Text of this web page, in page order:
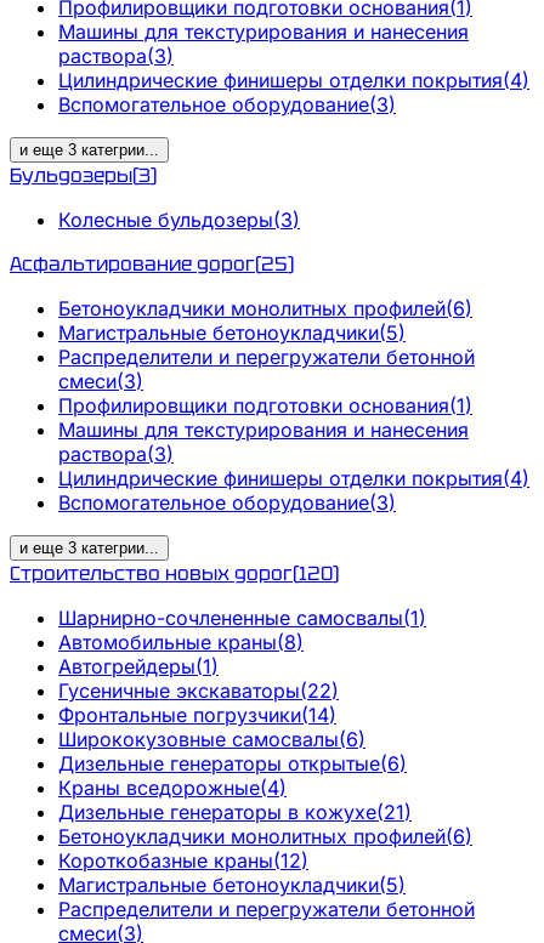
Профилировщики подготовки основания(1)
Машины для текстурирования и нанесения
раствора(3)
Цилиндрические финишеры отделки покрытия(4)
Вспомогательное оборудование(3)
и еще 3 категрии...
Бульдозеры(3)
Колесные бульдозеры(3)
Асфальтирование дорог(25)
Бетоноукладчики монолитных профилей(6)
Магистральные бетоноукладчики(5)
Распределители и перегружатели бетонной
смеси(3)
Профилировщики подготовки основания(1)
Машины для текстурирования и нанесения
раствора(3)
Цилиндрические финишеры отделки покрытия(4)
Вспомогательное оборудование(3)
и еще 3 категрии...
Строительство новых дорог(120)
Шарнирно-сочлененные самосвалы(1)
Автомобильные краны(8)
Автогрейдеры(1)
Гусеничные экскаваторы(22)
Фронтальные погрузчики(14)
Ширококузовные самосвалы(6)
Дизельные генераторы открытые(6)
Краны вседорожные(4)
Дизельные генераторы в кожухе(21)
Бетоноукладчики монолитных профилей(6)
Короткобазные краны(12)
Магистральные бетоноукладчики(5)
Распределители и перегружатели бетонной
смеси(3)